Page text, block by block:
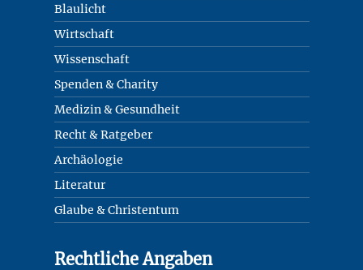
Blaulicht
Wirtschaft
Wissenschaft
Spenden & Charity
Medizin & Gesundheit
Recht & Ratgeber
Archäologie
Literatur
Glaube & Christentum
Rechtliche Angaben